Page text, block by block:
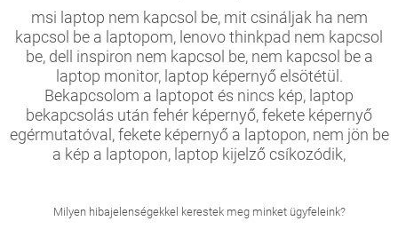
msi laptop nem kapcsol be, mit csináljak ha nem
kapcsol be a laptopom, lenovo thinkpad nem kapcsol
be, dell inspiron nem kapcsol be, nem kapcsol be a
laptop monitor, laptop képernyő elsötétül.
Bekapcsolom a laptopot és nincs kép, laptop
bekapcsolás után fehér képernyő, fekete képernyő
egérmutatóval, fekete képernyő a laptopon, nem jön be
a kép a laptopon, laptop kijelző csíkozódik,
Milyen hibajelenségekkel kerestek meg minket ügyfeleink?